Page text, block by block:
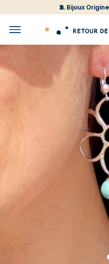
🧵 Bijoux